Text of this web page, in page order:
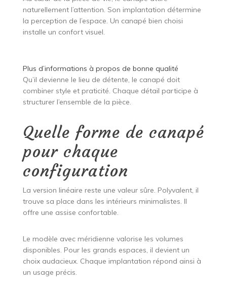
naturellement l’attention. Son implantation détermine
la perception de l’espace. Un canapé bien choisi
installe un confort visuel.
Plus d’informations à propos de bonne qualité
Qu’il devienne le lieu de détente, le canapé doit
combiner style et praticité. Chaque détail participe à
structurer l’ensemble de la pièce.
Quelle forme de canapé
pour chaque
configuration
La version linéaire reste une valeur sûre. Polyvalent, il
trouve sa place dans les intérieurs minimalistes. Il
offre une assise confortable.
Le modèle avec méridienne valorise les volumes
disponibles. Pour les grands espaces, il devient un
choix audacieux. Chaque implantation répond ainsi à
un usage précis.